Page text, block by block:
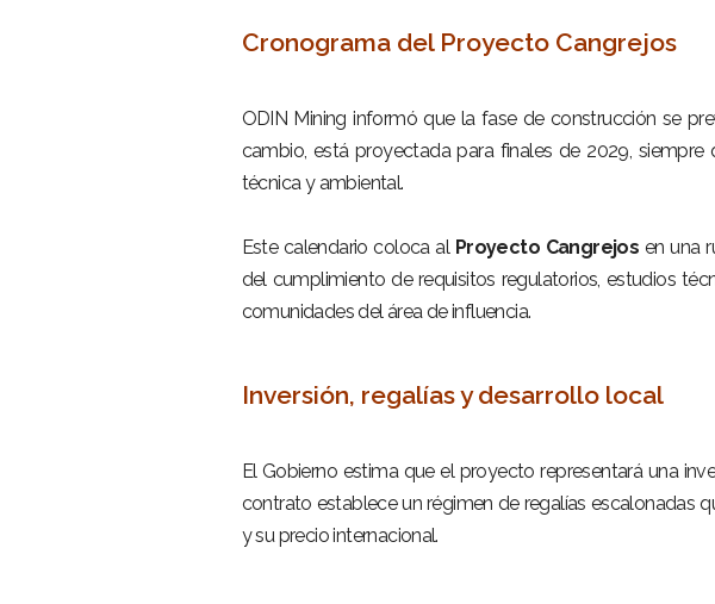
Cronograma del Proyecto Cangrejos
ODIN Mining informó que la fase de construcción se
cambio, está proyectada para finales de 2029,
técnica y ambiental.
Este calendario coloca al Proyecto Cangrejos en una
del cumplimiento de requisitos regulatorios, estudios
comunidades del área de influencia.
Inversión, regalías y desarrollo local
El Gobierno estima que el proyecto representará una
contrato establece un régimen de regalías escalonadas
y su precio internacional.